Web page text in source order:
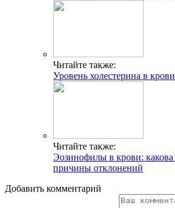
Читайте также:
Уровень холестерина в крови
Читайте также:
Эозинофилы в крови:
причины отклонений
Добавить комментарий